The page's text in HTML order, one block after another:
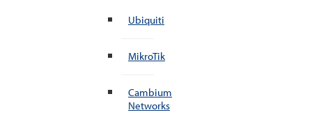
Ubiquiti
MikroTik
Cambium
Networks